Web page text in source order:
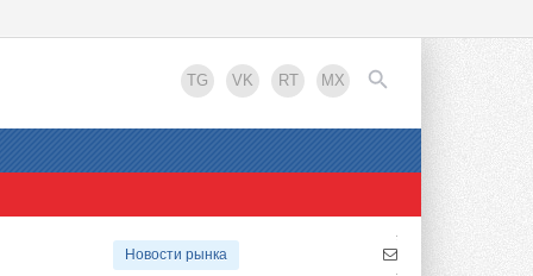
TG VK RT MX
EN
Новости рынка